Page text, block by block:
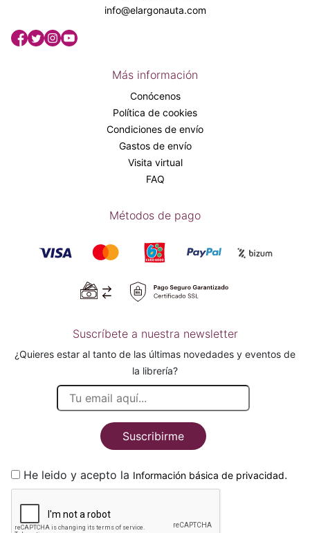
info@elargonauta.com
Más información
Conócenos
Política de cookies
Condiciones de envío
Gastos de envío
Visita virtual
FAQ
Métodos de pago
Suscríbete a nuestra newsletter
¿Quieres estar al tanto de las últimas novedades y eventos de
la librería?
Suscribirme
He leido y acepto la Información básica de privacidad.